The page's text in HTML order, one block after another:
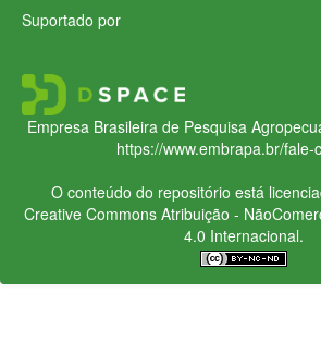
Suportado por
Empresa Brasileira de Pesquisa
https://www.embrapa.br/fale-
O conteúdo do repositório está
Creative CommonsAtribuição -
4.0 Internacional.